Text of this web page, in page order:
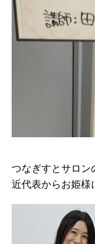
つなぎすとサロン
近代表からお姫様